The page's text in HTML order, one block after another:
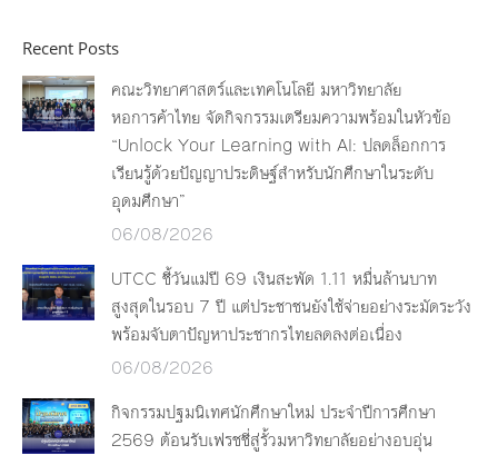
Recent Posts
คณะวิทยาศาสตร์และเทคโนโลยี มหาวิทยาลัย
หอการค้าไทย จัดกิจกรรมเตรียมความพร้อมในหัวข้อ
“Unlock Your Learning with AI: ปลดล็อกการ
เรียนรู้ด้วยปัญญาประดิษฐ์สำหรับนักศึกษาในระดับ
อุดมศึกษา”
06/08/2026
UTCC ชี้วันแม่ปี 69 เงินสะพัด 1.11 หมื่นล้านบาท
สูงสุดในรอบ 7 ปี แต่ประชาชนยังใช้จ่ายอย่างระมัดระวัง
พร้อมจับตาปัญหาประชากรไทยลดลงต่อเนื่อง
06/08/2026
กิจกรรมปฐมนิเทศนักศึกษาใหม่ ประจำปีการศึกษา
2569 ต้อนรับเฟรชชี่สู่รั้วมหาวิทยาลัยอย่างอบอุ่น